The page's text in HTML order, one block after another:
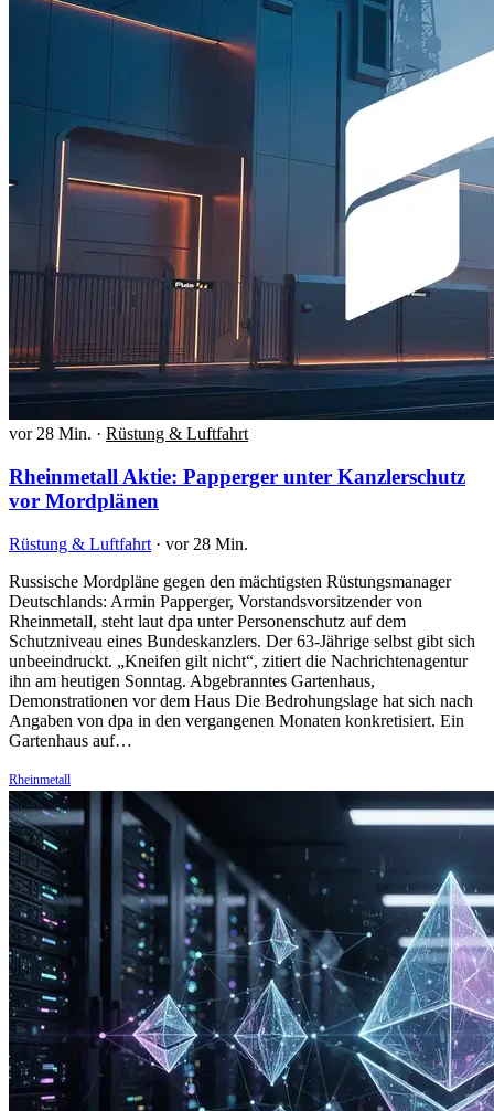
vor 28 Min. · Rüstung & Luftfahrt
Rheinmetall Aktie: Papperger unter Kanzlerschutz
vor Mordplänen
Rüstung & Luftfahrt · vor 28 Min.
Russische Mordpläne gegen den mächtigsten Rüstungsmanager
Deutschlands: Armin Papperger, Vorstandsvorsitzender von
Rheinmetall, steht laut dpa unter Personenschutz auf dem
Schutzniveau eines Bundeskanzlers. Der 63-Jährige selbst gibt sich
unbeeindruckt. „Kneifen gilt nicht“, zitiert die Nachrichtenagentur
ihn am heutigen Sonntag. Abgebranntes Gartenhaus,
Demonstrationen vor dem Haus Die Bedrohungslage hat sich nach
Angaben von dpa in den vergangenen Monaten konkretisiert. Ein
Gartenhaus auf…
Rheinmetall